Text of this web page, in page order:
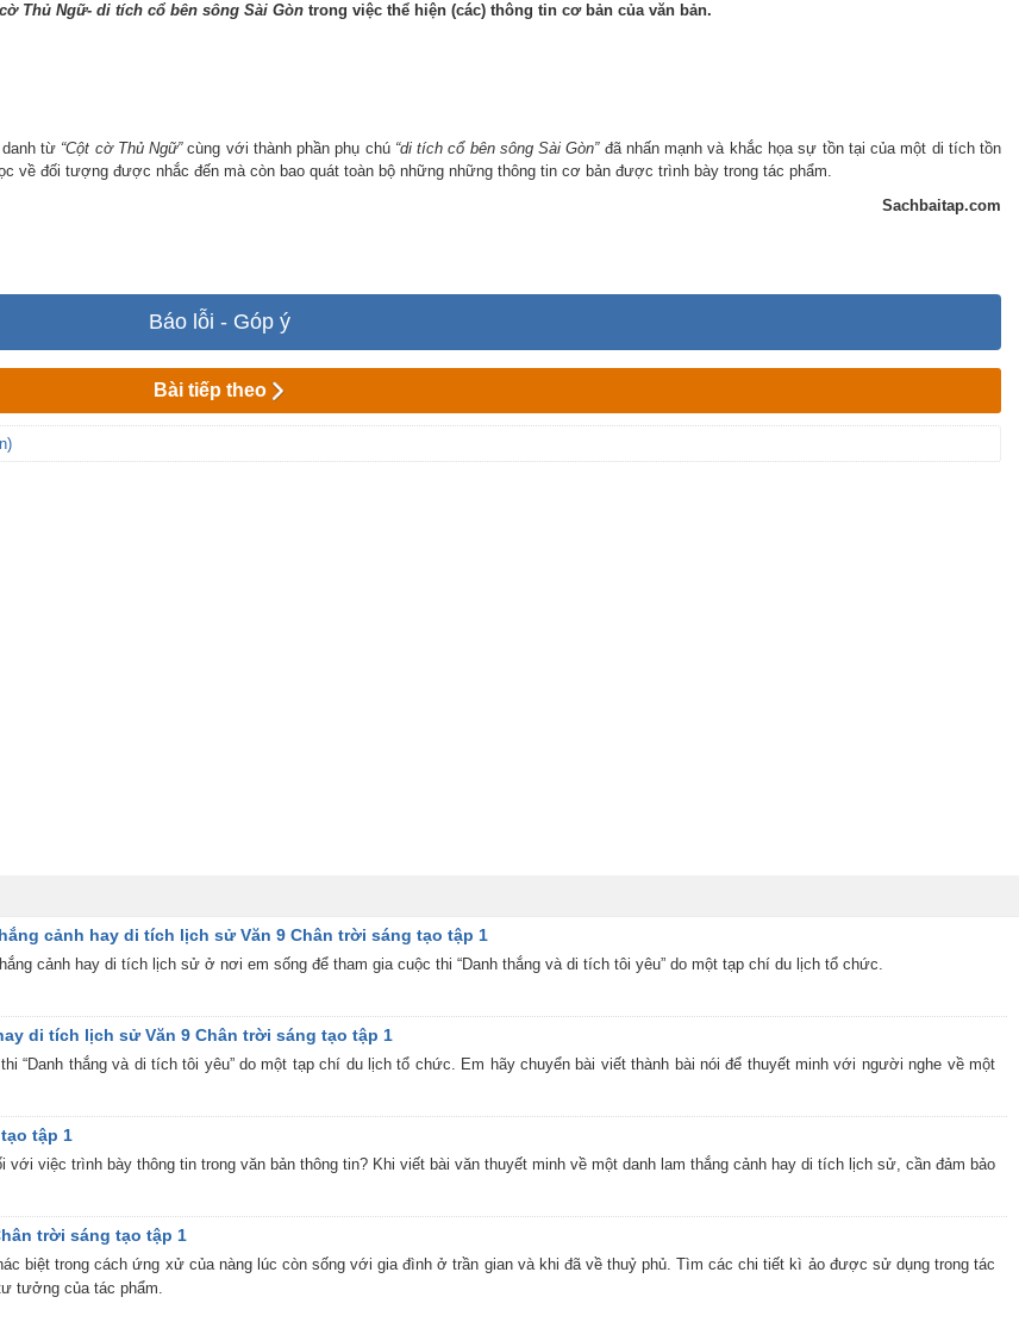
Thủ Ngữ- di tích cổ bên sông Sài Gòn trong việc thể hiện (các) thông tin cơ bản của văn bản.
từ “Cột cờ Thủ Ngữ”cùng với thành phần phụ chú “di tích cổ bên sông Sài Gòn”đã nhấn mạnh và khắc họa sự tồn tại của một di tích tồn
về đối tượng được nhắc đến mà còn bao quát toàn bộ những những thông tin cơ bản được trình bày trong tác phẩm.
Sachbaitap.com
Báo lỗi - Góp ý
Bài tiếp theo
cảnh hay di tích lịch sử Văn 9 Chân trời sáng tạo tập 1
cảnh hay di tích lịch sử ở nơi em sống để tham gia cuộc thi “Danh thắng và di tích tôi yêu” do một tạp chí du lịch tổ chức.
di tích lịch sử Văn 9 Chân trời sáng tạo tập 1
“Danh thắng và di tích tôi yêu” do một tạp chí du lịch tổ chức. Em hãy chuyển bài viết thành bài nói để thuyết minh với người nghe về một
tập 1
việc trình bày thông tin trong văn bản thông tin? Khi viết bài văn thuyết minh về một danh lam thắng cảnh hay di tích lịch sử, cần đảm bảo
trời sáng tạo tập 1
biệt trong cách ứng xử của nàng lúc còn sống với gia đình ở trần gian và khi đã về thuỷ phủ. Tìm các chi tiết kì ảo được sử dụng trong tác
tưởng của tác phẩm.